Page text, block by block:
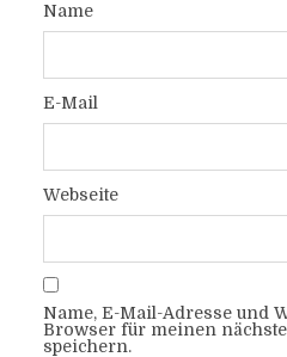
Name
E-Mail
Webseite
Name, E-Mail-Adresse und
Browser für meinen
speichern.